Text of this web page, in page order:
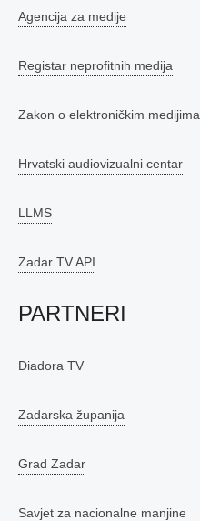
Agencija za medije
Registar neprofitnih medija
Zakon o elektroničkim medijima
Hrvatski audiovizualni centar
LLMS
Zadar TV API
PARTNERI
Diadora TV
Zadarska županija
Grad Zadar
Savjet za nacionalne manjine